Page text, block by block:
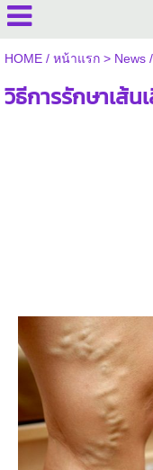
HOME / หน้าแรก> News
วิธีการรักษาเส้น